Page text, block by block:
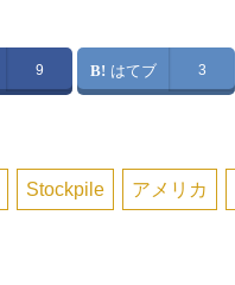
9 はてブ 3
Stockpile アメリカ